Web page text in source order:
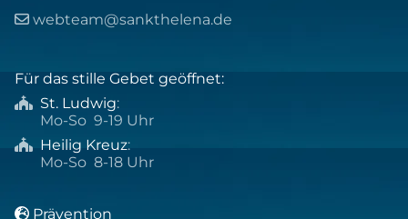
 webteam@sankthelena.de
Für das stille Gebet geöffnet:
 St. Ludwig:
Mo-So 9-19 Uhr
 Heilig Kreuz:
Mo-So 8-18 Uhr
 Prävention